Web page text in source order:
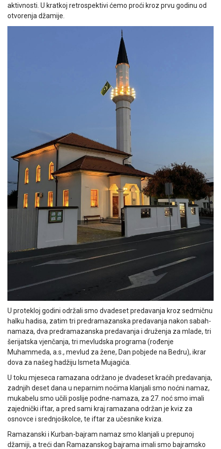
aktivnosti. U kratkoj retrospektivi ćemo proći kroz prvu godinu od
otvorenja džamije.
U protekloj godini održali smo dvadeset predavanja kroz sedmičnu
halku hadisa, zatim tri predramazanska predavanja nakon sabah-
namaza, dva predramazanska predavanja i druženja za mlade, tri
šerijatska vjenčanja, tri mevludska programa (rođenje
Muhammeda, a.s., mevlud za žene, Dan pobjede na Bedru), ikrar
dova za našeg hadžiju Ismeta Mujagića.
U toku mjeseca ramazana održano je dvadeset kraćih predavanja,
zadnjih deset dana u neparnim noćima klanjali smo noćni namaz,
mukabelu smo učili poslije podne-namaza, za 27. noć smo imali
zajednički iftar, a pred sami kraj ramazana održan je kviz za
osnovce i srednjoškolce, te iftar za učesnike kviza.
Ramazanski i Kurban-bajram namaz smo klanjali u prepunoj
džamiji, a treći dan Ramazanskog bajrama imali smo bajramsko